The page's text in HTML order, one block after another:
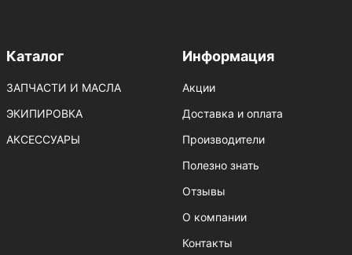
Каталог
ЗАПЧАСТИ И МАСЛА
ЭКИПИРОВКА
АКСЕССУАРЫ
Информация
Акции
Доставка и оплата
Производители
Полезно знать
Отзывы
О компании
Контакты